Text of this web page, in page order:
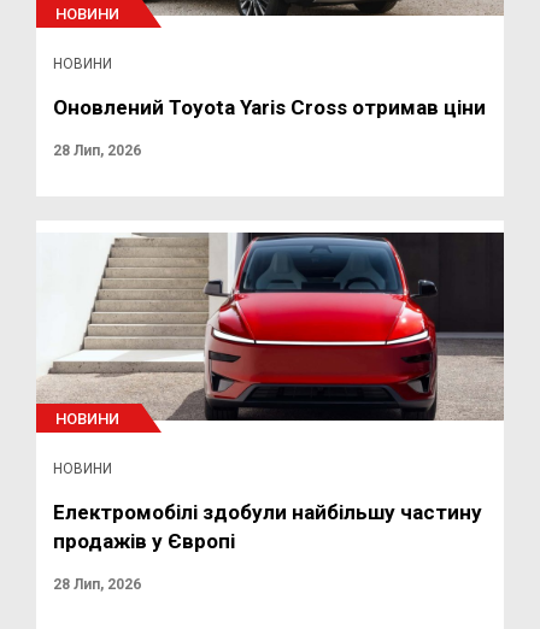
НОВИНИ
НОВИНИ
Оновлений Toyota Yaris Cross отримав ціни
28 Лип, 2026
НОВИНИ
НОВИНИ
Електромобілі здобули найбільшу частину
продажів у Європі
28 Лип, 2026